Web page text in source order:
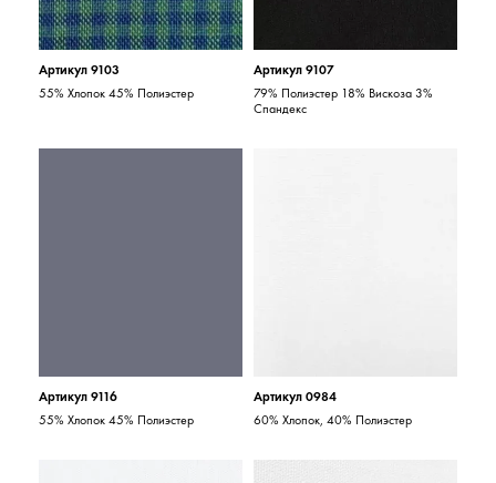
Артикул 9103
55% Хлопок 45% Полиэстер
Артикул 9107
79% Полиэстер 18% Вискоза 3%
Спандекс
Артикул 9116
55% Хлопок 45% Полиэстер
Артикул 0984
60% Хлопок, 40% Полиэстер